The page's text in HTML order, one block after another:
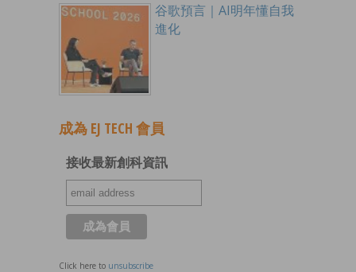
谷歌預言｜AI明年懂自我
進化
成為 EJ TECH 會員
接收最新創科資訊
Click here to unsubscribe